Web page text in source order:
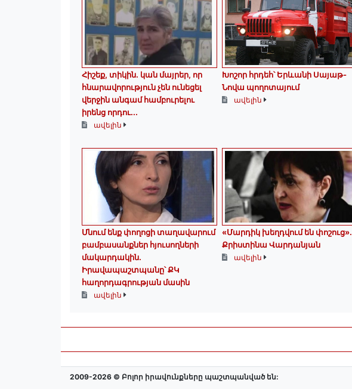
Հիշեք, տիկին․ կան մայրեր, որ
հնարավորություն չեն ունեցել
վերջին անգամ համբուրելու
իրենց որդու...
ավելին
Խոշոր հրդեհ՝ Երևանի Սայաթ-
Նովա պողոտայում
ավելին
Մնում ենք փողոցի տաղավարում
բամբասանքներ հյուսողների
մակարդակին․
Իրավապաշտպանը՝ ՔԿ
հաղորդագրության մասին
ավելին
«Մարդիկ խեղդվում են փոշուց»․
Քրիստինա Վարդանյան
ավելին
2009-2026 © Բոլոր իրավունքները պաշտպանված են: